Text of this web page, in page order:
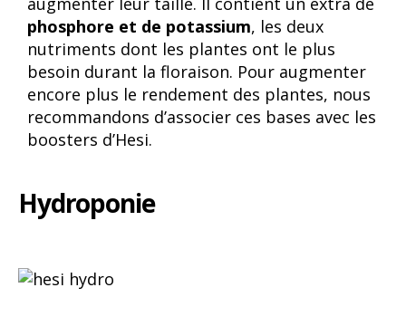
phosphore et de potassium, les deux
nutriments dont les plantes ont le plus
besoin durant la floraison. Pour augmenter
encore plus le rendement des plantes, nous
recommandons d’associer ces bases avec les
boosters d’Hesi.
Hydroponie